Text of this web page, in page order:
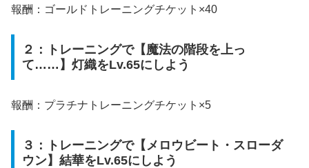
報酬：ゴールドトレーニングチケット×40
２：トレーニングで【魔法の階段を上っ
て……】灯織をLv.65にしよう
報酬：プラチナトレーニングチケット×5
３：トレーニングで【メロウビート・スローダ
ウン】結華をLv.65にしよう